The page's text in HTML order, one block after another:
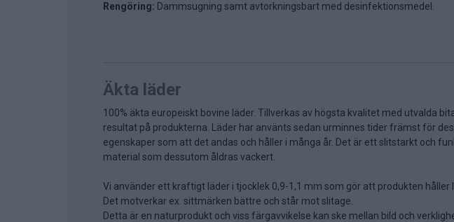
Rengöring: Dammsugning samt avtorkningsbart med desinfektionsmedel.
Äkta läder
100% äkta europeiskt bovine läder. Tillverkas av högsta kvalitet med utvalda
resultat på produkterna. Läder har använts sedan urminnes tider främst för
egenskaper som att det andas och håller i många år. Det är ett slitstarkt och
material som dessutom åldras vackert.
Vi använder ett kraftigt läder i tjocklek 0,9-1,1 mm som gör att produkten håller
Det motverkar ex. sittmärken bättre och står mot slitage.
Detta är en naturprodukt och viss färgavvikelse kan ske mellan bild och